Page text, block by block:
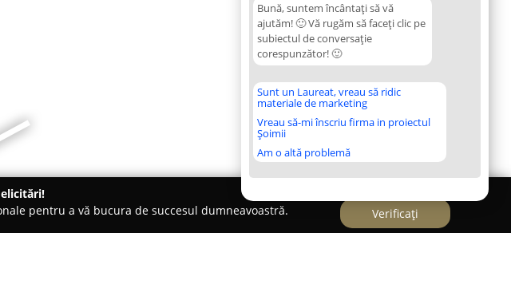
Bună, suntem încântați să vă
ajutăm! 🙂 Vă rugăm să faceți clic pe
subiectul de conversație
corespunzător! 🙂
Sunt un Laureat, vreau să ridic
materiale de marketing
Vreau să-mi înscriu firma in proiectul
Șoimii
Am o altă problemă
pentru a vă bucura de succesul dumneavoastră.
Verificați